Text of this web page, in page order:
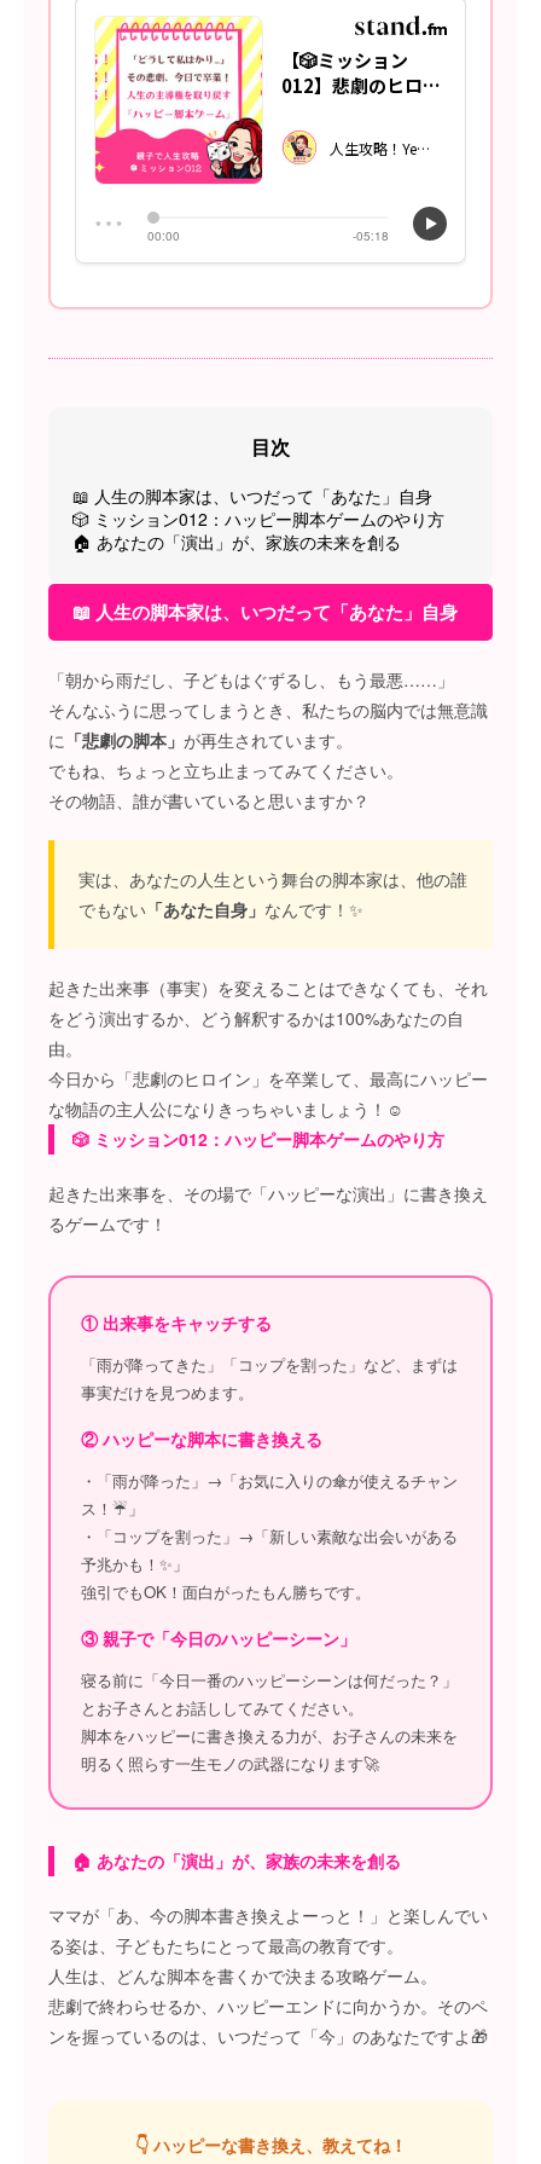
目次
📖 人生の脚本家は、いつだって「あなた」自身
🎲 ミッション012：ハッピー脚本ゲームのやり方
🏠 あなたの「演出」が、家族の未来を創る
📖 人生の脚本家は、いつだって「あなた」自身
「朝から雨だし、子どもはぐずるし、もう最悪……」
そんなふうに思ってしまうとき、私たちの脳内では無意識
に 「悲劇の脚本」 が再生されています。
でもね、ちょっと立ち止まってみてください。
その物語、誰が書いていると思いますか？
実は、あなたの人生という舞台の脚本家は、他の誰
でもない 「あなた自身」 なんです！✨
起きた出来事（事実）を変えることはできなくても、それ
をどう演出するか、どう解釈するかは100%あなたの自
由。
今日から「悲劇のヒロイン」を卒業して、最高にハッピー
な物語の主人公になりきっちゃいましょう！☺️
🎲 ミッション012：ハッピー脚本ゲームのやり方
起きた出来事を、その場で「ハッピーな演出」に書き換え
るゲームです！
① 出来事をキャッチする
「雨が降ってきた」「コップを割った」など、まずは
事実だけを見つめます。
② ハッピーな脚本に書き換える
・「雨が降った」→「お気に入りの傘が使えるチャン
ス！☔️」
・「コップを割った」→「新しい素敵な出会いがある
予兆かも！✨」
強引でもOK！面白がったもん勝ちです。
③ 親子で「今日のハッピーシーン」
寝る前に「今日一番のハッピーシーンは何だった？」
とお子さんとお話ししてみてください。
脚本をハッピーに書き換える力が、お子さんの未来を
明るく照らす一生モノの武器になります🚀
🏠 あなたの「演出」が、家族の未来を創る
ママが「あ、今の脚本書き換えよーっと！」と楽しんでい
る姿は、子どもたちにとって最高の教育です。
人生は、どんな脚本を書くかで決まる攻略ゲーム。
悲劇で終わらせるか、ハッピーエンドに向かうか。そのペ
ンを握っているのは、いつだって「今」のあなたですよ🎁
👇 ハッピーな書き換え、教えてね！